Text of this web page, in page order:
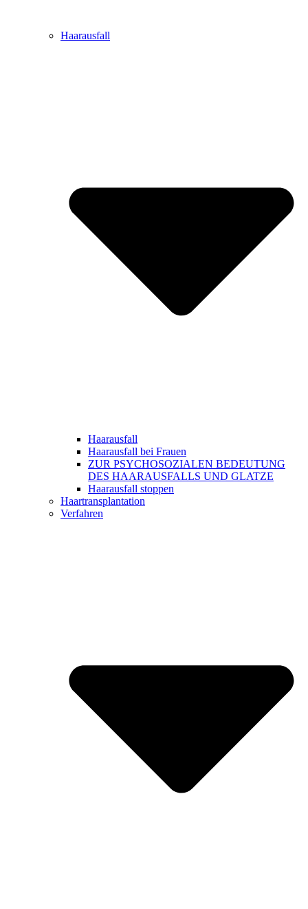
Haarausfall
Haarausfall
Haarausfall bei Frauen
ZUR PSYCHOSOZIALEN BEDEUTUNG
DES HAARAUSFALLS UND GLATZE
Haarausfall stoppen
Haartransplantation
Verfahren